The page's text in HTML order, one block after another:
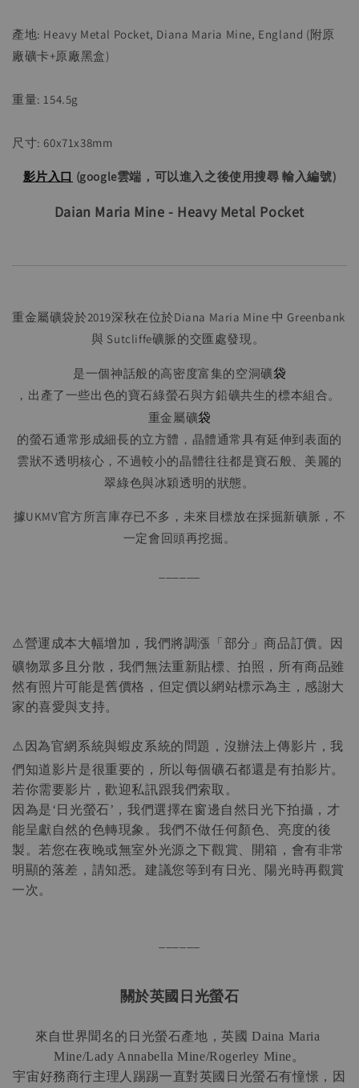
產地: Heavy Metal Pocket, Diana Maria Mine, England (附原
廠礦卡+原廠黑盒)
重量: 154.5g
尺寸: 60x71x38mm
影片入口 (google雲端，可以進入之後使用搜尋 輸入編號)
Daian Maria Mine - Heavy Metal Pocket
重金屬礦袋於2019深秋在位於Diana Maria Mine 中 Greenbank
與 Sutcliffe礦脈的交匯處發現。
是一個神話般的高密度富集的空洞礦袋
，出產了一些出色的寶石綠螢石與方鉛礦共生的標本組合。
重金屬礦袋
的螢石通常形成細長的立方體，晶體通常具有延伸到表面的
雲狀不透明核心，不過較小的晶體往往都是寶石般、美麗的
翠綠色與冰穎透明的狀態。
據UKMV官方所言庫存已不多，未來目標放在採掘新礦脈，不
一定會回頭再挖掘。
⚠️營運成本大幅增加，我們將調漲「部分」商品訂價。因
礦物眾多且分散，我們無法重新貼標、拍照，所有商品雖
然有照片可能是舊價格，但定價以網站標示為主，感謝大
家的喜愛與支持。
⚠️因為官網系統與蝦皮系統的問題，沒辦法上傳影片，我
們知道影片是很重要的，所以每個礦石都還是有拍影片。
若你需要影片，歡迎私訊跟我們索取。
因為是‘日光螢石’ ，我們選擇在窗邊自然日光下拍攝，才
能呈獻自然的色轉現象。我們不做任何顏色、亮度的後
製。若您在夜晚或無室外光源之下觀賞、開箱，會有非常
明顯的落差，請知悉。建議您等到有日光、陽光時再觀賞
一次。
關於英國日光螢石
來自世界聞名的日光螢石產地，英國 Daina Maria
Mine/Lady Annabella Mine/Rogerley Mine。
宇宙好務商行主理人踢踢一直對英國日光螢石有憧憬，因